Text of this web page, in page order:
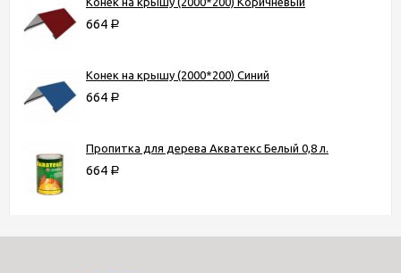
664 Р
Конек на крышу (2000*200) Синий
664 Р
Пропитка для дерева Акватекс Белый 0,8 л.
664 Р